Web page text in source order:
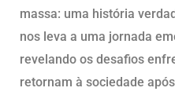
massa: uma história
nos leva a uma jornada
revelando os desafios
retornam à sociedade